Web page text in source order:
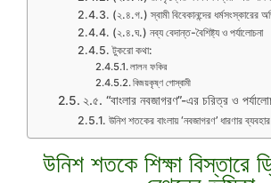
(২.৪.গ.) স্বামী বিবেকানন্দের ধর্মসংস্কারের
(২.৪.ঘ.) নব্য বেদান্ত-বৈশিষ্ট্য ও পর্যালোচনা
টুকরো কথা:
লালন ফকির
বিজয়কৃষ্ণ গোস্বামী
২.৫. “বাংলার নবজাগরণ”-এর চরিত্র ও
উনিশ শতকের বাংলায় ‘নবজাগরণ’ ধারণার
উনিশ শতকে শিক্ষা বিস্তারে